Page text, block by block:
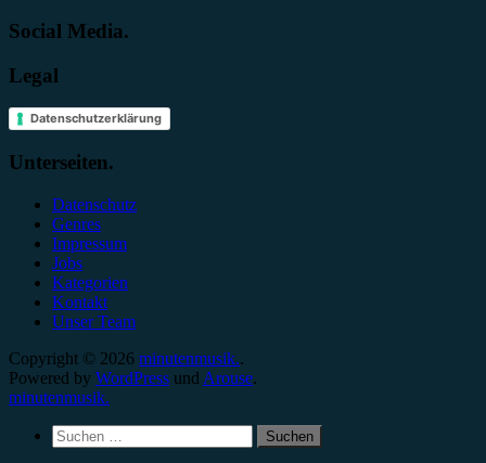
Social Media.
Legal
Datenschutzerklärung
Unterseiten.
Datenschutz
Genres
Impressum
Jobs
Kategorien
Kontakt
Unser Team
Copyright © 2026 minutenmusik..
Powered by WordPress und Arouse.
minutenmusik.
Suchen
nach: